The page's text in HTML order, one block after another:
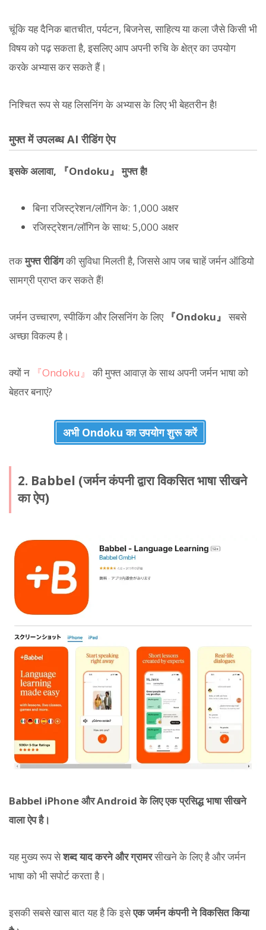
चूंकि यह दैनिक बातचीत, पर्यटन, बिजनेस, साहित्य या कला जैसे किसी भी
विषय को पढ़ सकता है, इसलिए आप अपनी रुचि के क्षेत्र का उपयोग
करके अभ्यास कर सकते हैं।
निश्चित रूप से यह लिसनिंग के अभ्यास के लिए भी बेहतरीन है!
मुफ्त में उपलब्ध AI रीडिंग ऐप
इसके अलावा, 『Ondoku』 मुफ्त है!
बिना रजिस्ट्रेशन/लॉगिन के: 1,000 अक्षर
रजिस्ट्रेशन/लॉगिन के साथ: 5,000 अक्षर
तकमुफ्त रीडिंगकी सुविधा मिलती है, जिससे आप जब चाहें जर्मन ऑडियो
सामग्री प्राप्त कर सकते हैं!
जर्मन उच्चारण, स्पीकिंग और लिसनिंग के लिए 『Ondoku』 सबसे
अच्छा विकल्प है।
क्यों न 『Ondoku』 की मुफ्त आवाज़ के साथ अपनी जर्मन भाषा को
बेहतर बनाएं?
अभी Ondoku का उपयोग शुरू करें
2. Babbel (जर्मन कंपनी द्वारा विकसित भाषा सीखने
का ऐप)
Babbel iPhone और Android के लिए एक प्रसिद्ध भाषा सीखने
वाला ऐप है।
यह मुख्य रूप सेशब्द याद करने और ग्रामरसीखने के लिए है और जर्मन
भाषा को भी सपोर्ट करता है।
इसकी सबसे खास बात यह है कि इसेएक जर्मन कंपनी ने विकसित किया